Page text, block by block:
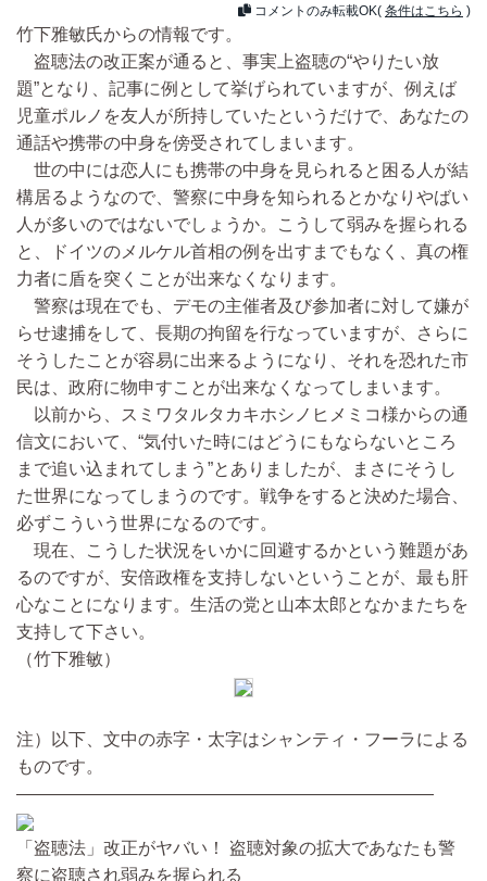
コメントのみ転載OK( 条件はこちら )
竹下雅敏氏からの情報です。
盗聴法の改正案が通ると、事実上盗聴の“やりたい放
題”となり、記事に例として挙げられていますが、例えば
児童ポルノを友人が所持していたというだけで、あなたの
通話や携帯の中身を傍受されてしまいます。
世の中には恋人にも携帯の中身を見られると困る人が結
構居るようなので、警察に中身を知られるとかなりやばい
人が多いのではないでしょうか。こうして弱みを握られる
と、ドイツのメルケル首相の例を出すまでもなく、真の権
力者に盾を突くことが出来なくなります。
警察は現在でも、デモの主催者及び参加者に対して嫌が
らせ逮捕をして、長期の拘留を行なっていますが、さらに
そうしたことが容易に出来るようになり、それを恐れた市
民は、政府に物申すことが出来なくなってしまいます。
以前から、スミワタルタカキホシノヒメミコ様からの通
信文において、“気付いた時にはどうにもならないところ
まで追い込まれてしまう”とありましたが、まさにそうし
た世界になってしまうのです。戦争をすると決めた場合、
必ずこういう世界になるのです。
現在、こうした状況をいかに回避するかという難題があ
るのですが、安倍政権を支持しないということが、最も肝
心なことになります。生活の党と山本太郎となかまたちを
支持して下さい。
（竹下雅敏）
注）以下、文中の赤字・太字はシャンティ・フーラによる
ものです。
――――――――――――――――――――――――
「盗聴法」改正がヤバい！ 盗聴対象の拡大であなたも警
察に盗聴され弱みを握られる